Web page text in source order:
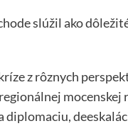
slúžil ako
z rôznych
mocenskej